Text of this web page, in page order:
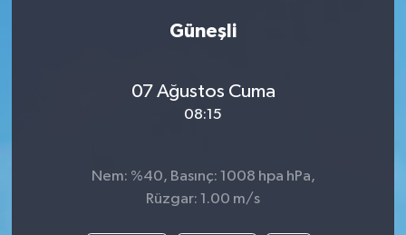
Güneşli
07 Ağustos Cuma
08:15
Nem: %40, Basınç: 1008 hpa hPa,
Rüzgar: 1.00 m/s